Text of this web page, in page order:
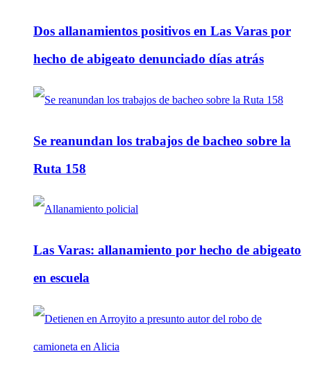
Dos allanamientos positivos en Las Varas por
hecho de abigeato denunciado días atrás
Se reanundan los trabajos de bacheo sobre la
Ruta 158
Las Varas: allanamiento por hecho de abigeato
en escuela